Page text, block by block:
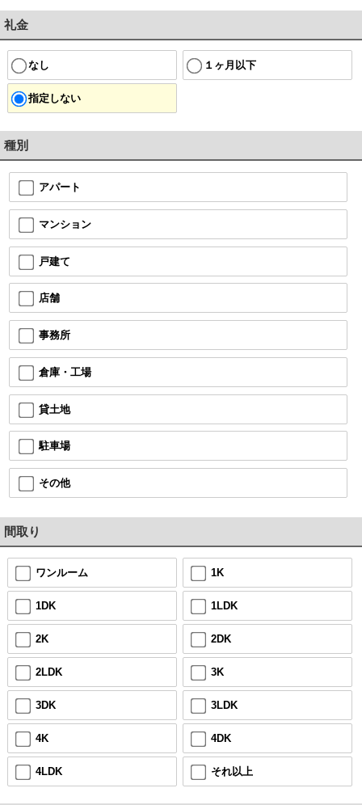
礼金
なし １ヶ月以下
指定しない
種別
アパート
マンション
戸建て
店舗
事務所
倉庫・工場
貸土地
駐車場
その他
間取り
ワンルーム 1K
1DK 1LDK
2K 2DK
2LDK 3K
3DK 3LDK
4K 4DK
4LDK それ以上